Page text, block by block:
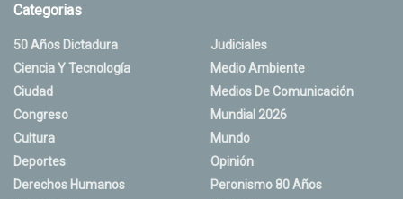
Categorias
50 Años Dictadura
Ciencia Y Tecnología
Ciudad
Congreso
Cultura
Deportes
Derechos Humanos
Judiciales
Medio Ambiente
Medios De Comunicación
Mundial 2026
Mundo
Opinión
Peronismo 80 Años